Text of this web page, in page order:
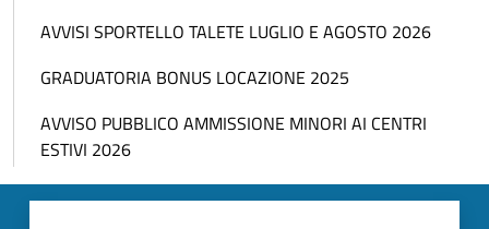
AVVISI SPORTELLO TALETE LUGLIO E AGOSTO 2026
GRADUATORIA BONUS LOCAZIONE 2025
AVVISO PUBBLICO AMMISSIONE MINORI AI CENTRI
ESTIVI 2026